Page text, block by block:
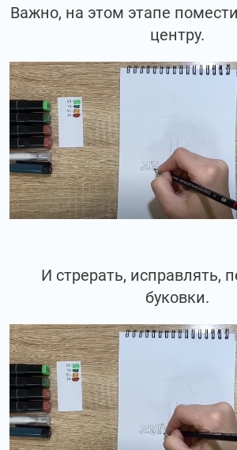
Важно, на этом этапе
центру.
И стрерать, исправлять,
буковки.